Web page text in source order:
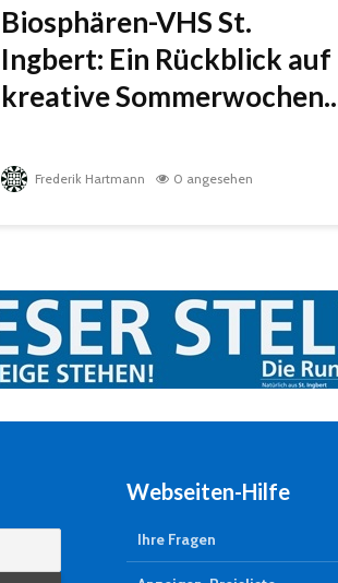
Biosphären-VHS St.
Ingbert: Ein Rückblick auf
kreative
Frederik Hartmann 0 angesehen
Webseiten-Hilfe
Ihre Fragen